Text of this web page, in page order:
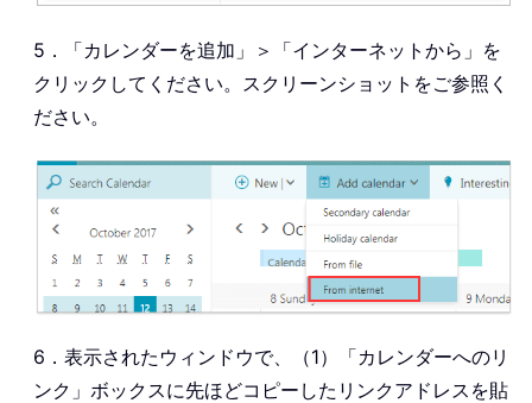
5．「カレンダーを追加」＞「インターネットから」を
クリックしてください。スクリーンショットをご参照く
ださい。
6．表示されたウィンドウで、（1）「カレンダーへのリ
ンク」ボックスに先ほどコピーしたリンクアドレスを貼